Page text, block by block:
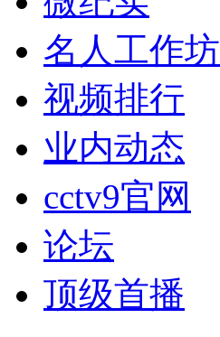
名人工作坊
视频排行
业内动态
cctv9官网
论坛
顶级首播